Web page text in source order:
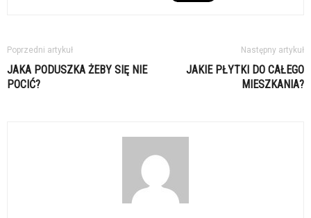
Poprzedni artykuł
JAKA PODUSZKA ŻEBY SIĘ NIE
POCIĆ?
Następny artykuł
JAKIE PŁYTKI DO CAŁEGO
MIESZKANIA?